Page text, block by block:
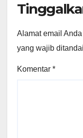
Alamat email
yang wajib ditandai
Komentar *